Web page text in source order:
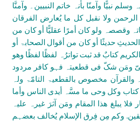
نبیًّا وآمنّا بأنہ خاتم النبیین۔ وآمنَّا
الرحمن ولا نقبل کل ما یُعارض الفرقان
وقصصہ ولو کان أمرًا عقلیًّا أو کان من
الحدیثِ حدیثًا أو کان من أقوال الصحابۃ أو
الکریم کتابٌ قد ثبت تواترُہ لفظًا لفظًا وهو
ومَن شکّ فی قطعیتہ فہو کافر مردود
والقرآن مخصوص بالقطعیۃ التامّۃ ولہ
وکل وحی ما مسَّہ أیدی الناس وأما
فلا یبلغ هذا المقام ومَن آثرَ غیرہ علیہ
وکم مِن فِرق الإسلام یُخالف بعضہم